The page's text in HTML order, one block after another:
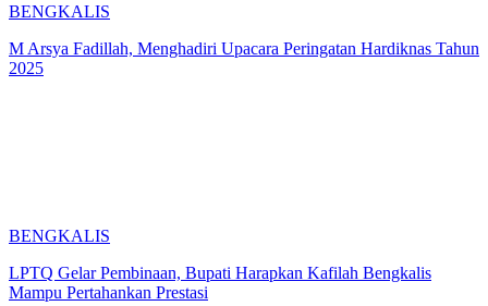
BENGKALIS
M Arsya Fadillah, Menghadiri Upacara Peringatan Hardiknas Tahun
2025
BENGKALIS
LPTQ Gelar Pembinaan, Bupati Harapkan Kafilah Bengkalis
Mampu Pertahankan Prestasi